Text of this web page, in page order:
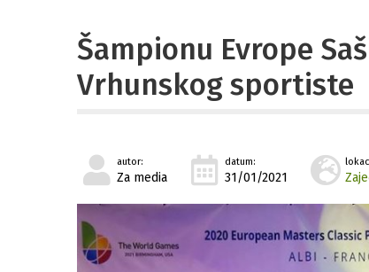
Šampionu Evrope
Vrhunskog sportiste
autor:
Za media
datum:
31/01/2021